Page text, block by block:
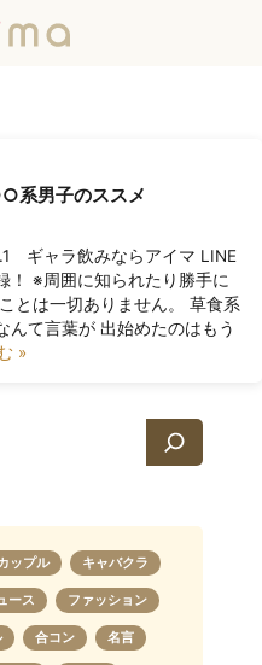
系男子のススメ
ギャラ飲みならアイマ LINE
！ ※周囲に知られたり勝手に
とは一切ありません。 草食系
んて言葉が 出始めたのはもう
»
ップル キャバクラ
ース ファッション
合コン 名言